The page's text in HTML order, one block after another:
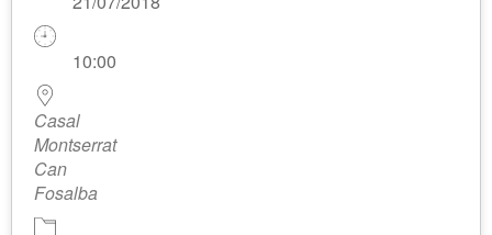
10:00
Casal
Montserrat
Can
Fosalba